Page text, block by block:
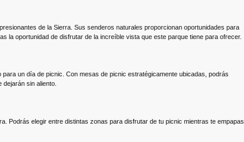
de la Sierra. Sus senderos naturales proporcionan oportunidades para
la oportunidad de disfrutar de la increíble vista que este parque tiene para ofrecer.
un día de picnic. Con mesas de picnic estratégicamente ubicadas, podrás
dejarán sin aliento.
Podrás elegir entre distintas zonas para disfrutar de tu picnic mientras te empapas